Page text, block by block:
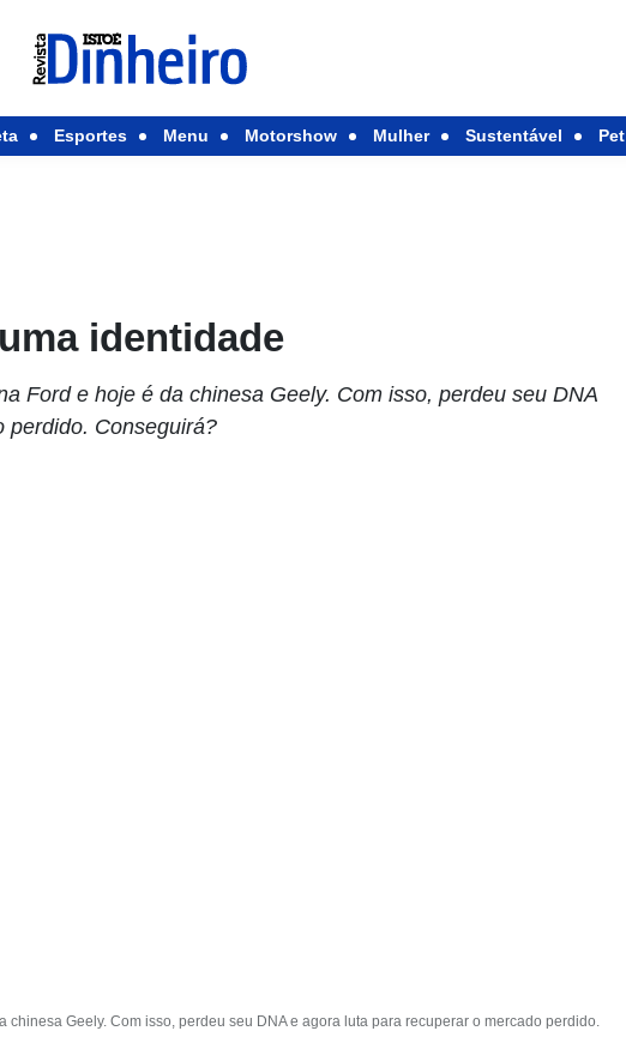
Esportes Menu Motorshow Mulher Sustentável Pet
identidade
Ford e hoje é da chinesa Geely. Com isso, perdeu seu DNA
perdido. Conseguirá?
Geely. Com isso, perdeu seu DNA e agora luta para recuperar o mercado perdido.